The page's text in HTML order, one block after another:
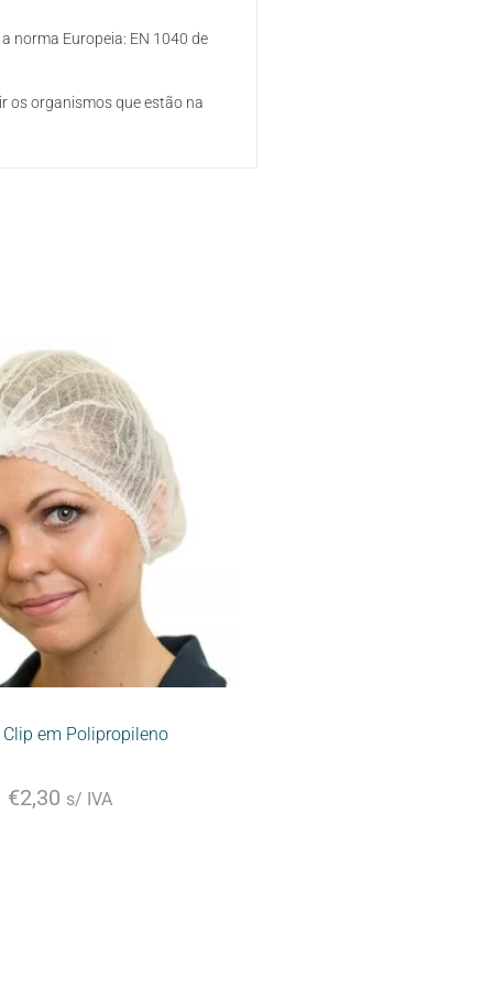
norma Europeia: EN 1040 de
os organismos que estão na
em Polipropileno
€2,30 s/ IVA